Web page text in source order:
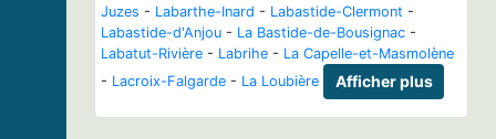
Juzes - Labarthe-Inard - Labastide-Clermont -
Labastide-d'Anjou - La Bastide-de-Bousignac -
Labatut-Rivière - Labrihe - La Capelle-et-Masmolène
- Lacroix-Falgarde - La Loubière Afficher plus